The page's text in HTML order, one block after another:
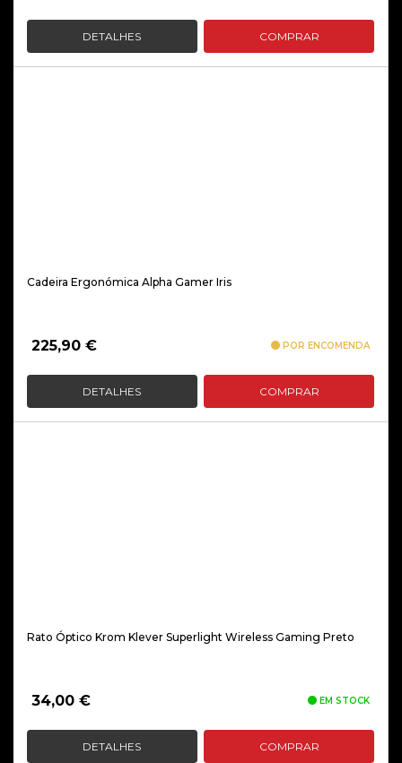
DETALHES COMPRAR
Cadeira Ergonómica Alpha Gamer Iris
225,90 € POR ENCOMENDA
DETALHES COMPRAR
Rato Óptico Krom Klever Superlight Wireless Gaming Preto
34,00 € EM STOCK
DETALHES COMPRAR